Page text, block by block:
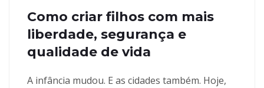
Como criar filhos com mais
liberdade, segurança e
qualidade de vida
A infância mudou. E as cidades também. Hoje,